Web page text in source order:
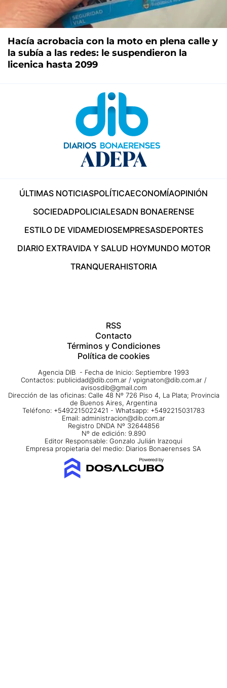
Hacía acrobacia con la moto en plena calle y
la subía a las redes: le suspendieron la
licenica hasta 2099
ÚLTIMAS NOTICIASPOLÍTICAECONOMÍAOPINIÓN
SOCIEDADPOLICIALESADN BONAERENSE
ESTILO DE VIDAMEDIOSEMPRESASDEPORTES
DIARIO EXTRAVIDA Y SALUD HOYMUNDO MOTOR
TRANQUERAHISTORIA
RSS
Contacto
Términos y Condiciones
Política de cookies
Agencia DIB - Fecha de Inicio: Septiembre 1993
Contactos: publicidad@dib.com.ar / vpignaton@dib.com.ar /
avisosdib@gmail.com
Dirección de las oficinas: Calle 48 Nº 726 Piso 4, La Plata; Provincia
de Buenos Aires, Argentina
Teléfono: +5492215022421 - Whatsapp: +5492215031783
Email: administracion@dib.com.ar
Registro DNDA Nº 32644856
Nº de edición: 9.890
Editor Responsable: Gonzalo Julián Irazoqui
Empresa propietaria del medio: Diarios Bonaerenses SA